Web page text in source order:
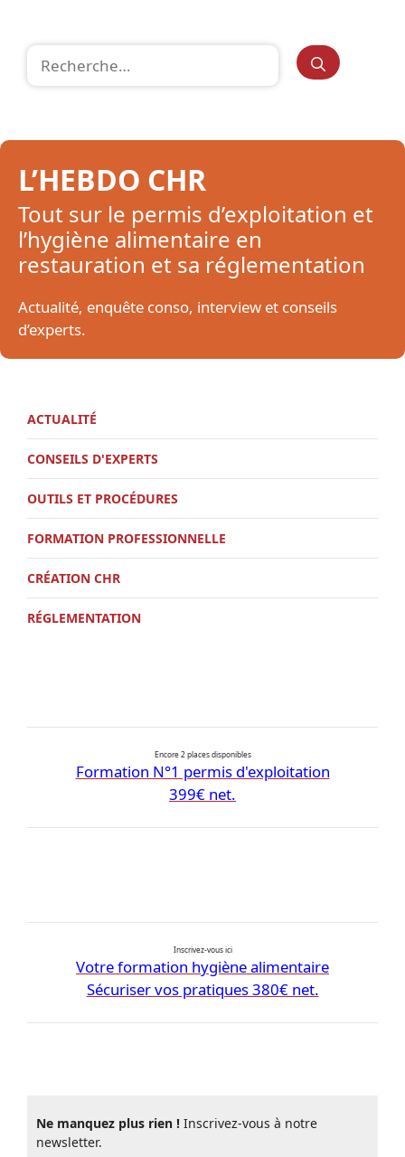
L’HEBDO CHR
Tout sur le permis d’exploitation et
l’hygiène alimentaire en
restauration et sa réglementation
Actualité, enquête conso, interview et conseils
d’experts.
ACTUALITÉ
CONSEILS D'EXPERTS
OUTILS ET PROCÉDURES
FORMATION PROFESSIONNELLE
CRÉATION CHR
RÉGLEMENTATION
Encore 2 places disponibles
Formation N°1 permis d'exploitation
399€ net.
Inscrivez-vous ici
Votre formation hygiène alimentaire
Sécuriser vos pratiques 380€ net.
Ne manquez plus rien ! Inscrivez-vous à notre
newsletter.